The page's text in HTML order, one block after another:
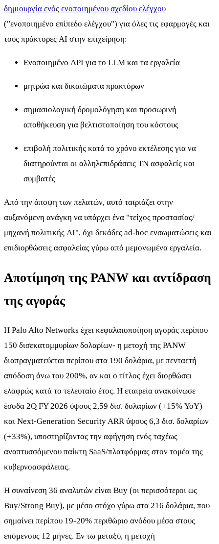
δημιουργία ενός ενοποιημένου σχεδίου ελέγχου
("ενοποιημένο επίπεδο ελέγχου") για όλες τις εφαρμογές και
τους πράκτορες AI στην επιχείρηση:
Ενοποιημένο API για το LLM και τα εργαλεία
μητρώα και δικαιώματα πρακτόρων
σημασιολογική δρομολόγηση και προσωρινή
αποθήκευση για βελτιστοποίηση του κόστους
επιβολή πολιτικής κατά το χρόνο εκτέλεσης για να
διατηρούνται οι αλληλεπιδράσεις ΤΝ ασφαλείς και
συμβατές
Από την άποψη των πελατών, αυτό ταιριάζει στην
αυξανόμενη ανάγκη να υπάρχει ένα "τείχος προστασίας/
μηχανή πολιτικής AI", όχι δεκάδες ad-hoc ενσωματώσεις και
επιδιορθώσεις ασφαλείας γύρω από μεμονωμένα εργαλεία.
Αποτίμηση της PANW και αντίδραση
της αγοράς
Η Palo Alto Networks έχει κεφαλαιοποίηση αγοράς περίπου
150 δισεκατομμυρίων δολαρίων- η μετοχή της PANW
διαπραγματεύεται περίπου στα 190 δολάρια, με πενταετή
απόδοση άνω του 200%, αν και ο τίτλος έχει διορθώσει
ελαφρώς κατά το τελευταίο έτος. Η εταιρεία ανακοίνωσε
έσοδα 2Q FY 2026 ύψους 2,59 δισ. δολαρίων (+15% YoY)
και Next-Generation Security ARR ύψους 6,3 δισ. δολαρίων
(+33%), υποστηρίζοντας την αφήγηση ενός ταχέως
αναπτυσσόμενου παίκτη SaaS/πλατφόρμας στον τομέα της
κυβερνοασφάλειας.
Η συναίνεση 36 αναλυτών είναι Buy (οι περισσότεροι ως
Buy/Strong Buy), με μέσο στόχο γύρω στα 216 δολάρια, που
σημαίνει περίπου 19-20% περιθώριο ανόδου μέσα στους
επόμενους 12 μήνες. Εν τω μεταξύ, η μετοχή